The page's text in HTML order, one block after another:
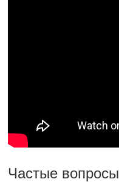
Частые вопросы